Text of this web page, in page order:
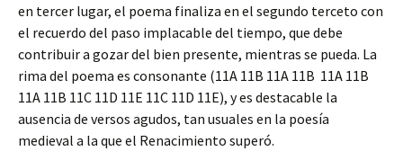
en tercer lugar, el poema finaliza en el segundo terceto con
el recuerdo del paso implacable del tiempo, que debe
contribuir a gozar del bien presente, mientras se pueda. La
rima del poema es consonante (11A 11B 11A 11B 11A 11B
11A 11B 11C 11D 11E 11C 11D 11E), y es destacable la
ausencia de versos agudos, tan usuales en la poesía
medieval a la que el Renacimiento superó.